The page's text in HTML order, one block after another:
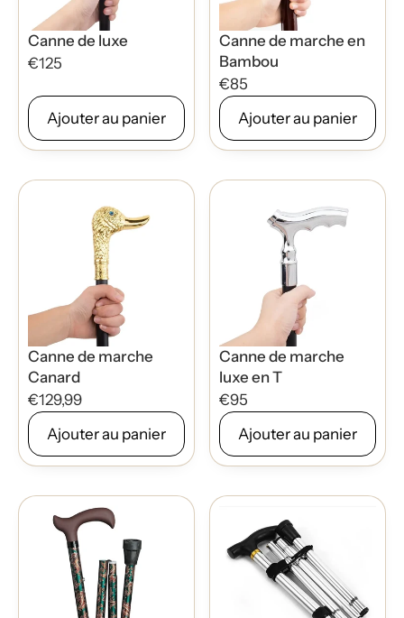
Canne de luxe
€125
Ajouter au panier
Canne de marche en
Bambou
€85
Ajouter au panier
Canne de marche
Canard
€129,99
Ajouter au panier
Canne de marche
luxe en T
€95
Ajouter au panier